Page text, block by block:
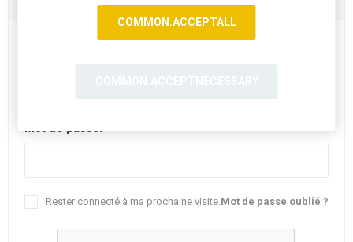
Mot de passe:
Mot de passe oublié ?
Rester connecté à ma prochaine visite.
COMMON.ACCEPTALL